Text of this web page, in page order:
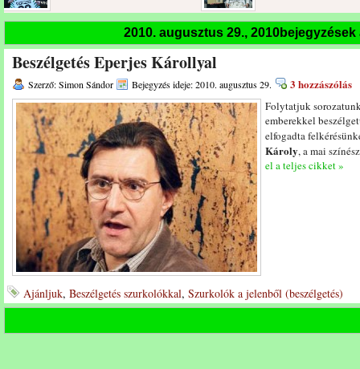
2010. augusztus 29.,
Beszélgetés Eperjes Károllyal
Szerző: Simon Sándor Bejegyzés ideje: 2010. augusztus 29. 3 hozzászólás
Folytatjuk
emberekkel
elfogadta
Károly, a mai
el a teljes cikket »
Ajánljuk, Beszélgetés szurkolókkal, Szurkolók a jelenből (beszélgetés)